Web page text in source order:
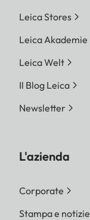
Leica Stores
Leica Akademie
Leica Welt
Il Blog Leica
Newsletter
L'azienda
Corporate
Stampa e notizie